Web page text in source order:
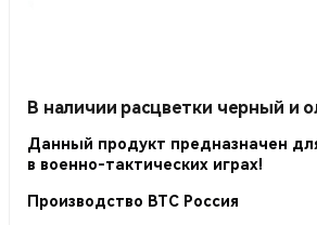
В наличии расцветки черный и
Данный продукт предназначен
в военно-тактических играх!
Производство ВТС Россия